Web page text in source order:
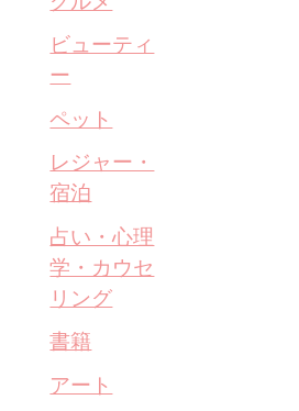
ビューティ
ー
ペット
レジャー・
宿泊
占い・心理
学・カウセ
リング
書籍
アート